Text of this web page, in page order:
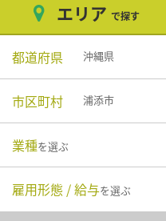
エリア で探す
都道府県 沖縄県
市区町村 浦添市
業種を選ぶ
雇用形態 / 給与を選ぶ